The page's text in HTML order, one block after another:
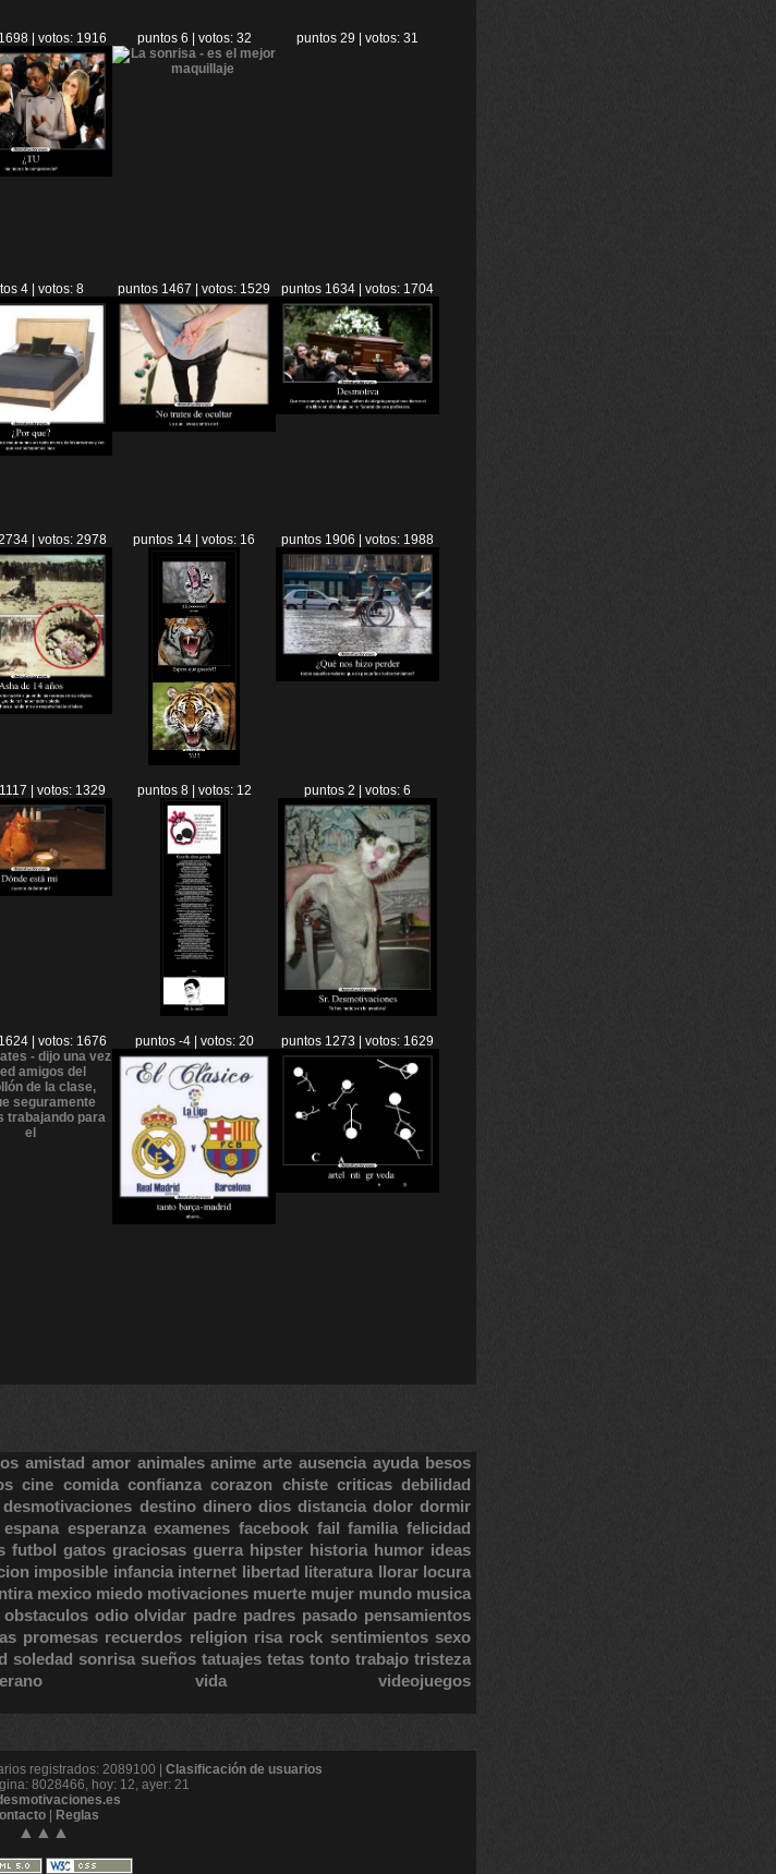
| votos: 1916 puntos 6 | votos: 32 puntos 29 | votos: 31
4 | votos: 8 puntos 1467 | votos: 1529 puntos 1634 | votos: 1704
| votos: 2978 puntos 14 | votos: 16 puntos 1906 | votos: 1988
| votos: 1329 puntos 8 | votos: 12 puntos 2 | votos: 6
| votos: 1676 puntos -4 | votos: 20 puntos 1273 | votos: 1629
amistad amor animales anime arte ausencia ayuda besos
cine comida confianza corazon chiste criticas debilidad
desmotivaciones destino dinero dios distancia dolor dormir
espana esperanza examenes facebook fail familia felicidad
futbol gatos graciosas guerra hipster historia humor ideas
imposible infancia internet libertad literatura llorar locura
mexico miedo motivaciones muerte mujer mundo musica
obstaculos odio olvidar padre padres pasado pensamientos
promesas recuerdos religion risa rock sentimientos sexo
soledad sonrisa sueños tatuajes tetas tonto trabajo tristeza
vida videojuegos
registrados: 2089100 | Clasificación de usuarios
8028466, hoy: 12, ayer: 21
| Reglas
▲▲▲